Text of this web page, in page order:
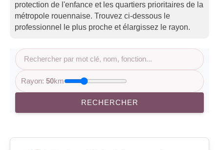
protection de l'enfance et les quartiers prioritaires de la
métropole rouennaise. Trouvez ci-dessous le
professionnel le plus proche et élargissez le rayon.
Rayon:50km
RECHERCHER